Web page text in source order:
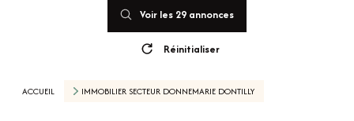
Voir les 29 annonces
Réinitialiser
ACCUEIL IMMOBILIER SECTEUR DONNEMARIE DONTILLY